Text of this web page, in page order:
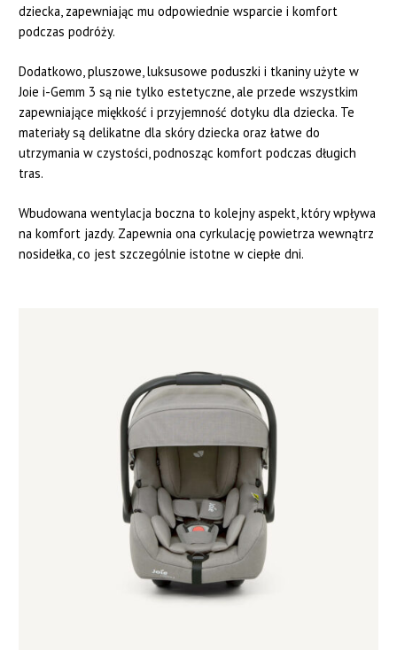
dziecka, zapewniając mu odpowiednie wsparcie i komfort
podczas podróży.
Dodatkowo, pluszowe, luksusowe poduszki i tkaniny użyte w
Joie i-Gemm 3 są nie tylko estetyczne, ale przede wszystkim
zapewniające miękkość i przyjemność dotyku dla dziecka. Te
materiały są delikatne dla skóry dziecka oraz łatwe do
utrzymania w czystości, podnosząc komfort podczas długich
tras.
Wbudowana wentylacja boczna to kolejny aspekt, który wpływa
na komfort jazdy. Zapewnia ona cyrkulację powietrza wewnątrz
nosidełka, co jest szczególnie istotne w ciepłe dni.